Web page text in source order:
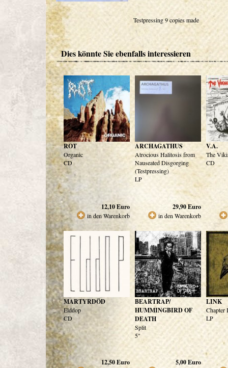
Testpressing 9 copies made
Dies könnte Sie ebenfalls interessieren
ROT
Organic
CD
12,10Euro
in den Warenkorb
ARCHAGATHUS
Atrocious Halitosis from
Nauseated Disgorging
(Testpressing)
LP
29,90Euro
in den Warenkorb
V.A.
The
CD
MARTYRDÖD
Elddop
CD
12,50Euro
BEARTRAP/
HUMMINGBIRD OF
DEATH
Split
5"
5,00Euro
LINK
Chapter
LP